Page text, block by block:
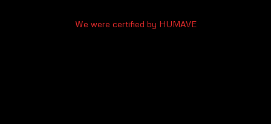
We were certified by HUMAVE